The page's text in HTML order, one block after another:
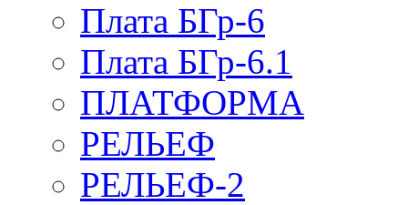
Плата БГр-6
Плата БГр-6.1
ПЛАТФОРМА
РЕЛЬЕФ
РЕЛЬЕФ-2